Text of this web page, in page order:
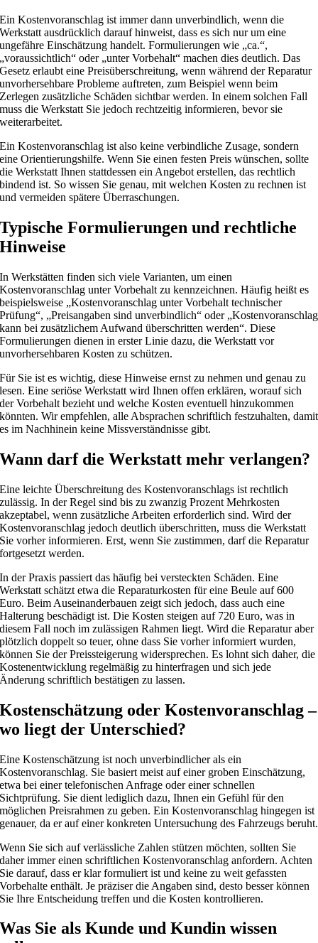
Ein Kostenvoranschlag ist immer dann unverbindlich, wenn die
Werkstatt ausdrücklich darauf hinweist, dass es sich nur um eine
ungefähre Einschätzung handelt. Formulierungen wie „ca.“,
„voraussichtlich“ oder „unter Vorbehalt“ machen dies deutlich. Das
Gesetz erlaubt eine Preisüberschreitung, wenn während der Reparatur
unvorhersehbare Probleme auftreten, zum Beispiel wenn beim
Zerlegen zusätzliche Schäden sichtbar werden. In einem solchen Fall
muss die Werkstatt Sie jedoch rechtzeitig informieren, bevor sie
weiterarbeitet.
Ein Kostenvoranschlag ist also keine verbindliche Zusage, sondern
eine Orientierungshilfe. Wenn Sie einen festen Preis wünschen, sollte
die Werkstatt Ihnen stattdessen ein Angebot erstellen, das rechtlich
bindend ist. So wissen Sie genau, mit welchen Kosten zu rechnen ist
und vermeiden spätere Überraschungen.
Typische Formulierungen und rechtliche
Hinweise
In Werkstätten finden sich viele Varianten, um einen
Kostenvoranschlag unter Vorbehalt zu kennzeichnen. Häufig heißt es
beispielsweise „Kostenvoranschlag unter Vorbehalt technischer
Prüfung“, „Preisangaben sind unverbindlich“ oder „Kostenvoranschlag
kann bei zusätzlichem Aufwand überschritten werden“. Diese
Formulierungen dienen in erster Linie dazu, die Werkstatt vor
unvorhersehbaren Kosten zu schützen.
Für Sie ist es wichtig, diese Hinweise ernst zu nehmen und genau zu
lesen. Eine seriöse Werkstatt wird Ihnen offen erklären, worauf sich
der Vorbehalt bezieht und welche Kosten eventuell hinzukommen
könnten. Wir empfehlen, alle Absprachen schriftlich festzuhalten, damit
es im Nachhinein keine Missverständnisse gibt.
Wann darf die Werkstatt mehr verlangen?
Eine leichte Überschreitung des Kostenvoranschlags ist rechtlich
zulässig. In der Regel sind bis zu zwanzig Prozent Mehrkosten
akzeptabel, wenn zusätzliche Arbeiten erforderlich sind. Wird der
Kostenvoranschlag jedoch deutlich überschritten, muss die Werkstatt
Sie vorher informieren. Erst, wenn Sie zustimmen, darf die Reparatur
fortgesetzt werden.
In der Praxis passiert das häufig bei versteckten Schäden. Eine
Werkstatt schätzt etwa die Reparaturkosten für eine Beule auf 600
Euro. Beim Auseinanderbauen zeigt sich jedoch, dass auch eine
Halterung beschädigt ist. Die Kosten steigen auf 720 Euro, was in
diesem Fall noch im zulässigen Rahmen liegt. Wird die Reparatur aber
plötzlich doppelt so teuer, ohne dass Sie vorher informiert wurden,
können Sie der Preissteigerung widersprechen. Es lohnt sich daher, die
Kostenentwicklung regelmäßig zu hinterfragen und sich jede
Änderung schriftlich bestätigen zu lassen.
Kostenschätzung oder Kostenvoranschlag –
wo liegt der Unterschied?
Eine Kostenschätzung ist noch unverbindlicher als ein
Kostenvoranschlag. Sie basiert meist auf einer groben Einschätzung,
etwa bei einer telefonischen Anfrage oder einer schnellen
Sichtprüfung. Sie dient lediglich dazu, Ihnen ein Gefühl für den
möglichen Preisrahmen zu geben. Ein Kostenvoranschlag hingegen ist
genauer, da er auf einer konkreten Untersuchung des Fahrzeugs beruht.
Wenn Sie sich auf verlässliche Zahlen stützen möchten, sollten Sie
daher immer einen schriftlichen Kostenvoranschlag anfordern. Achten
Sie darauf, dass er klar formuliert ist und keine zu weit gefassten
Vorbehalte enthält. Je präziser die Angaben sind, desto besser können
Sie Ihre Entscheidung treffen und die Kosten kontrollieren.
Was Sie als Kunde und Kundin wissen